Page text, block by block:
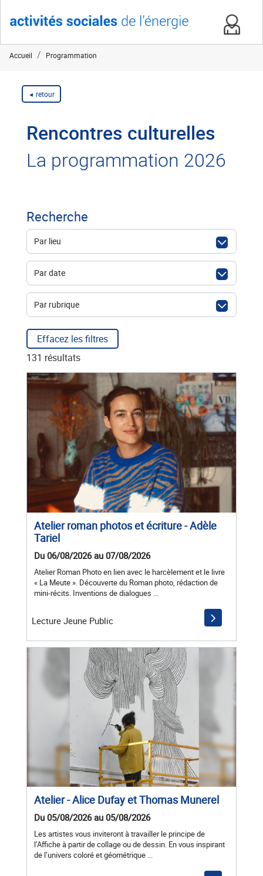
Accueil Programmation
retour
Rencontres culturelles
La programmation 2026
Recherche
Par lieu
Par date
Par rubrique
Effacez les filtres
131 résultats
Atelier roman photos et écriture - Adèle
Tariel
Du 06/08/2026 au 07/08/2026
Atelier Roman Photo en lien avec le harcèlement et le livre
« La Meute ». Découverte du Roman photo, rédaction de
mini-récits. Inventions de dialogues ...
Lecture Jeune Public
Atelier - Alice Dufay et Thomas Munerel
Du 05/08/2026 au 05/08/2026
Les artistes vous inviteront à travailler le principe de
l’Affiche à partir de collage ou de dessin. En vous inspirant
de l’univers coloré et géométrique ...